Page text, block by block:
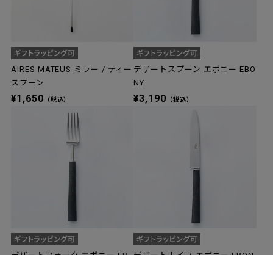
AIRES MATEUS ミラー / ティー
スプーン
¥1,650 （税込）
デザートスプーン エボニー EBO
NY
¥3,190 （税込）